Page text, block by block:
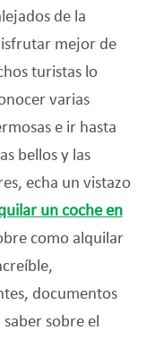
de la
mejor de
turistas lo
varias
e ir hasta
bellos y las
echa un vistazo
un coche en
como alquilar
documentos
sobre el